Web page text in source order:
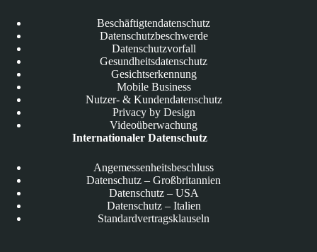
Beschäftigtendatenschutz
Datenschutzbeschwerde
Datenschutzvorfall
Gesundheitsdatenschutz
Gesichtserkennung
Mobile Business
Nutzer- & Kundendatenschutz
Privacy by Design
Videoüberwachung
Internationaler Datenschutz
Angemessenheitsbeschluss
Datenschutz – Großbritannien
Datenschutz – USA
Datenschutz – Italien
Standardvertragsklauseln